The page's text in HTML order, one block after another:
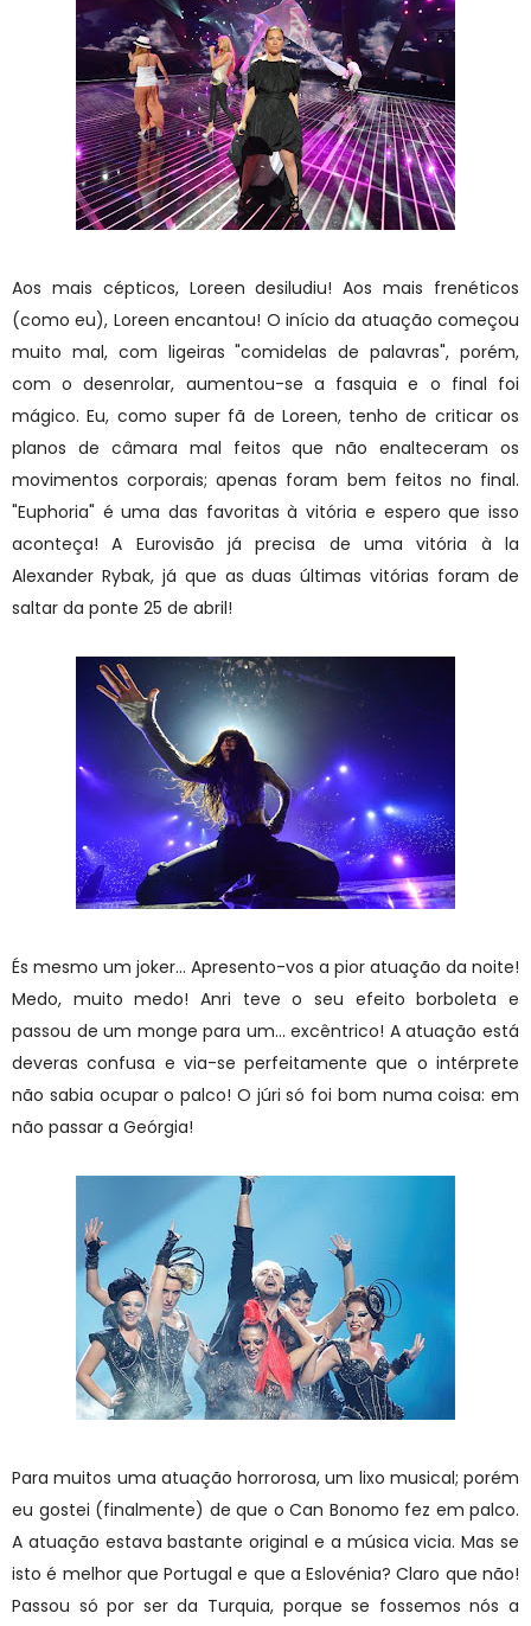
Aos mais cépticos, Loreen desiludiu! Aos mais frenéticos
(como eu), Loreen encantou! O início da atuação começou
muito mal, com ligeiras "comidelas de palavras", porém,
com o desenrolar, aumentou-se a fasquia e o final foi
mágico. Eu, como super fã de Loreen, tenho de criticar os
planos de câmara mal feitos que não enalteceram os
movimentos corporais; apenas foram bem feitos no final.
"Euphoria" é uma das favoritas à vitória e espero que isso
aconteça! A Eurovisão já precisa de uma vitória à la
Alexander Rybak, já que as duas últimas vitórias foram de
saltar da ponte 25 de abril!
És mesmo um joker... Apresento-vos a pior atuação da noite!
Medo, muito medo! Anri teve o seu efeito borboleta e
passou de um monge para um... excêntrico! A atuação está
deveras confusa e via-se perfeitamente que o intérprete
não sabia ocupar o palco! O júri só foi bom numa coisa: em
não passar a Geórgia!
Para muitos uma atuação horrorosa, um lixo musical; porém
eu gostei (finalmente) de que o Can Bonomo fez em palco.
A atuação estava bastante original e a música vicia. Mas se
isto é melhor que Portugal e que a Eslovénia? Claro que não!
Passou só por ser da Turquia, porque se fossemos nós a